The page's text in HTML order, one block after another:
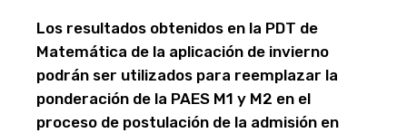
Los resultados obtenidos en la PDT de
Matemática de la aplicación de invierno
podrán ser utilizados para reemplazar la
ponderación de la PAES M1 y M2 en el
proceso de postulación de la admisión en